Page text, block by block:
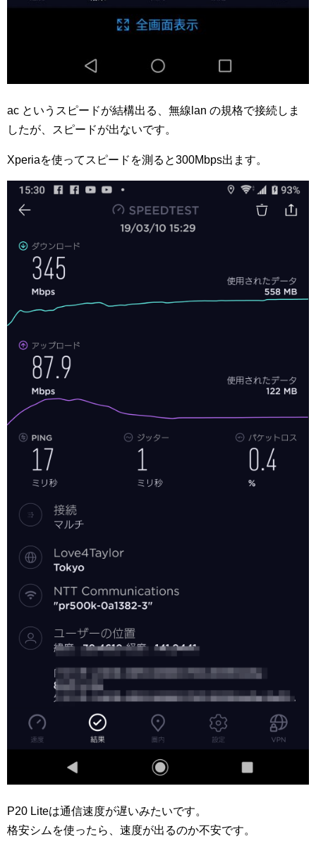
ac というスピードが結構出る、無線lan の規格で接続しま
したが、スピードが出ないです。
Xperiaを使ってスピードを測ると300Mbps出ます。
P20 Liteは通信速度が遅いみたいです。
格安シムを使ったら、速度が出るのか不安です。